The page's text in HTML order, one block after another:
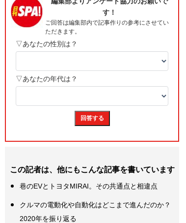
この記者は、他にもこんな記事を書いています
巷のEVとトヨタMIRAI。その共通点と相違点
クルマの電動化や自動化はどこまで進んだのか？
2020年を振り返る